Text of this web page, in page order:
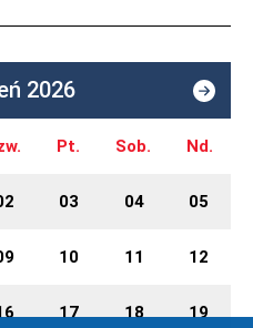
2026
Pt. Sob. Nd.
03 04 05
10 11 12
17 18 19